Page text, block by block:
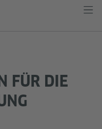
FÜR DIE